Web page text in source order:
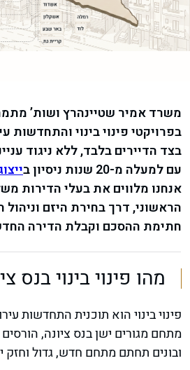
משרד אמיר שטיינהרץ ושות’
בפרויקטי פינוי בינוי והתחדשות
בצד הדיירים בלבד, ללא ניגוד
עם למעלה מ-20 שנות ניסיון ב
אנחנו מלווים את בעלי הדירות
הראשוני, דרך בחירת היזם
חתימת ההסכם וקבלת הדירה
מהו פינוי בינוי בנס
פינוי בינוי הוא תוכנית התחדשות
מתחם מגורים ישן בנס ציונה,
ובונים תחתם מתחם חדש, גדול וחזק